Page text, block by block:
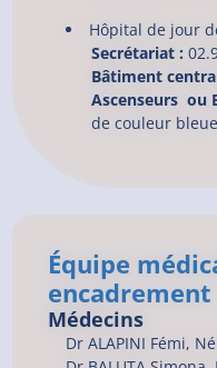
Hôpital de jour
Secrétariat :
Bâtiment
Ascenseurs ou
de couleur
Équipe
encadrement
Médecins
DrALAPINI Fémi,